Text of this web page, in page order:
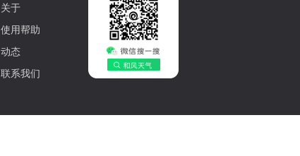
关于
使用帮助
动态
联系我们